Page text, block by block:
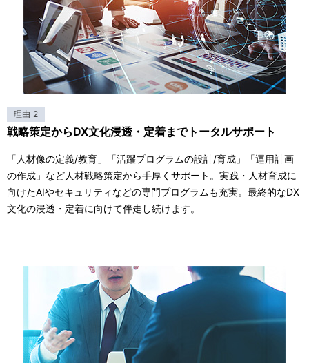
理由 2
戦略策定からDX文化浸透・定着までトータルサポート
「人材像の定義/教育」「活躍プログラムの設計/育成」「運用計画
の作成」など人材戦略策定から手厚くサポート。実践・人材育成に
向けたAIやセキュリティなどの専門プログラムも充実。最終的なDX
文化の浸透・定着に向けて伴走し続けます。